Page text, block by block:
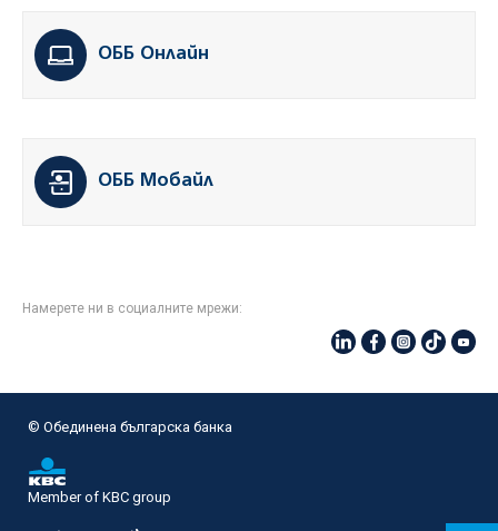
ОББ Онлайн
ОББ Мобайл
Намерете ни в социалните мрежи:
© Oбединена българска банка
Member of KBC group